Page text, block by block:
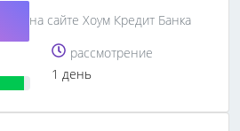
на сайте Хоум Кредит Банка
рассмотрение
1 день